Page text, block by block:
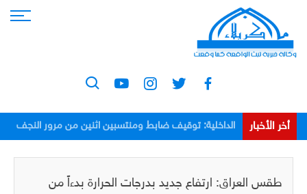
أخر الأخبار
الداخلية: توقيف ضابط ومنتسبين اثنين من مرور النجف
طقس العراق: ارتفاع جديد بدرجات الحرارة بدءاً من